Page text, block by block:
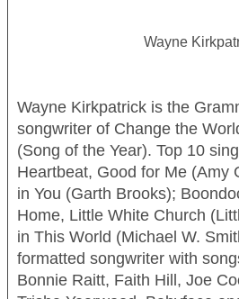
LIPUT
Wayne
Wayne Kirkpatrick is the
songwriter of Change the
(Song of the Year). Top 10
Heartbeat, Good for Me (Amy
in You (Garth Brooks);
Home, Little White Church
in This World (Michael W.
formatted song­writer with
Bonnie Raitt, Faith Hill, Joe